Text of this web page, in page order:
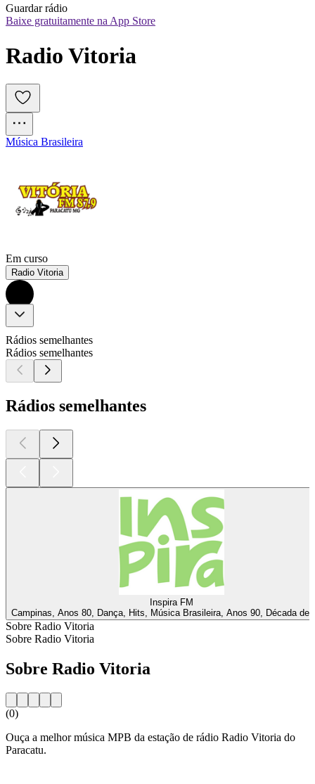
Guardar rádio
Baixe gratuitamente na App Store
Radio Vitoria
Música Brasileira
Em curso
Radio Vitoria
Rádios semelhantes
Rádios semelhantes
Rádios semelhantes
Inspira FM
Campinas, Anos 80, Dança, Hits, Música Brasileira, Anos 90, Década de
Sobre Radio Vitoria
Sobre Radio Vitoria
Sobre Radio Vitoria
(0)
Ouça a melhor música MPB da estação de rádio Radio Vitoria do
Paracatu.